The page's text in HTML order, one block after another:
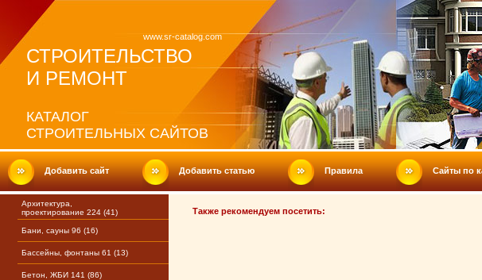
www.sr-catalog.com
СТРОИТЕЛЬСТВО
И РЕМОНТ
КАТАЛОГ
СТРОИТЕЛЬНЫХ САЙТОВ
Добавить сайт Добавить статью Правила Сайты по
Архитектура,
проектирование 224 (41)
Бани, сауны 96 (16)
Бассейны, фонтаны 61 (13)
Бетон, ЖБИ 141 (86)
Также рекомендуем посетить: